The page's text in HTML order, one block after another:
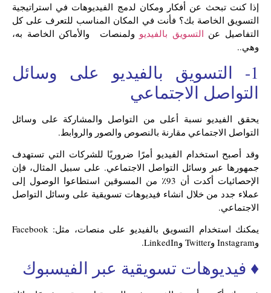
إذا كنت تبحث عن أفكار ومكان لدمج الفيديوهات في استراتيجية
التسويق الخاصة بك؟ فأنت في المكان المناسب للتعرف على كل
التفاصيل عن التسويق بالفيديو ولمنصات والأماكن الخاصة به،
وهي..
1- التسويق بالفيديو على وسائل
التواصل الاجتماعي
يحقق الفيديو نسبة أعلى من التواصل والمشاركة على وسائل
التواصل الاجتماعي مقارنة بالنصوص والصور والروابط.
وقد أصبح استخدام الفيديو أمرًا ضروريًا للشركات التي تستهدف
جمهورها عبر وسائل التواصل الاجتماعي. على سبيل المثال، فإن
الإحصائيات أكدت أن 93٪ من المسوقين استطاعوا الوصول إلى
عملاء جدد من خلال انشاء فيديوهات تسويقية على وسائل التواصل
الاجتماعي.
يمكنك استخدام التسويق بالفيديو على منصات، مثل: Facebook
وInstagram وTwitter وLinkedIn.
♦ فيديوهات تسويقية عبر الفيسبوك